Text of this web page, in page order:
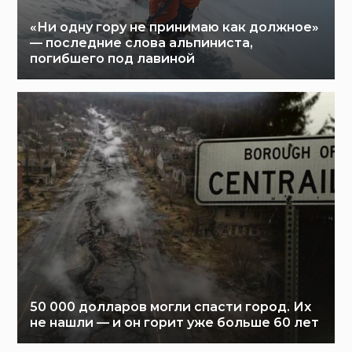
«Ни одну гору не принимаю как должное»
— последние слова альпиниста,
погибшего под лавиной
50 000 долларов могли спасти город. Их
не нашли — и он горит уже больше 60 лет